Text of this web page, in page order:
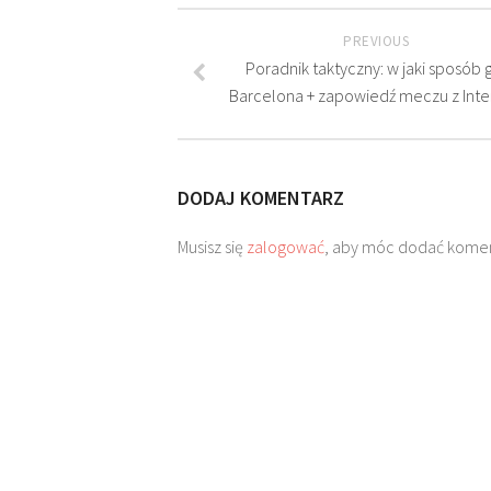
PREVIOUS
Poradnik taktyczny: w jaki sposób
Barcelona + zapowiedź meczu z
DODAJ KOMENTARZ
Musisz się zalogować, aby móc dodać